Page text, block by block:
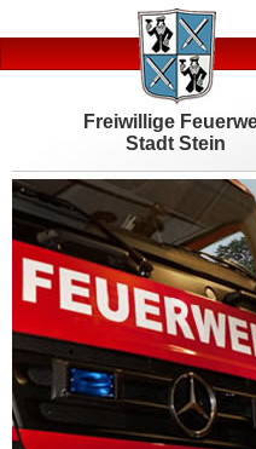
Freiwillige
Stadt Stein